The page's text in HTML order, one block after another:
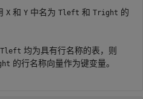
X 和 Y 中名为 Tleft 和 Tright 的
Tleft 均为具有行名称的表，则
的行名称向量作为键变量。